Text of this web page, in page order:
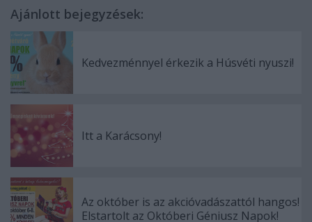
Ajánlott bejegyzések:
Kedvezménnyel érkezik a Húsvéti nyuszi!
Itt a Karácsony!
Az október is az akcióvadászattól hangos!
Elstartolt az Októberi Géniusz Napok!